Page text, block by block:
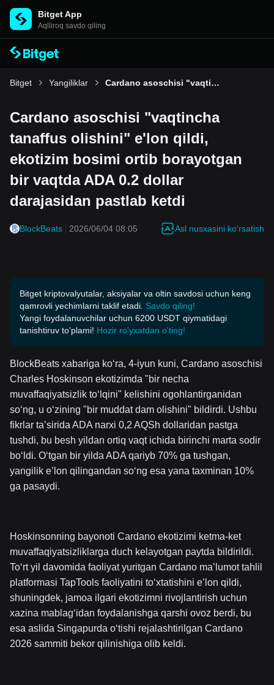
Bitget App
Aqlliroq savdo qiling
Bitget Yangiliklar Cardano asoschisi "vaqtincha tanaffus olishini" e'lon qildi, ekotizim bosimi ortib borayotgan bir vaqtda ADA 0.2 dollar darajasidan pastlab ketdi
Cardano asoschisi "vaqtincha
tanaffus olishini" e'lon qildi,
ekotizim bosimi ortib borayotgan
bir vaqtda ADA 0.2 dollar
darajasidan pastlab ketdi
BlockBeats 2026/06/04 08:05 Asl nusxasini ko'rsatish
Bitget kriptovalyutalar, aksiyalar va oltin savdosi uchun keng
qamrovli yechimlarni taklif etadi. Savdo qiling!
Yangi foydalanuvchilar uchun 6200 USDT qiymatidagi
tanishtiruv to'plami! Hozir ro'yxatdan o'ting!
BlockBeats xabariga ko‘ra, 4-iyun kuni, Cardano asoschisi
Charles Hoskinson ekotizimda "bir necha
muvaffaqiyatsizlik to‘lqini" kelishini ogohlantirganidan
so‘ng, u o‘zining "bir muddat dam olishini" bildirdi. Ushbu
fikrlar ta’sirida ADA narxi 0,2 AQSh dollaridan pastga
tushdi, bu besh yildan ortiq vaqt ichida birinchi marta sodir
bo‘ldi. O‘tgan bir yilda ADA qariyb 70% ga tushgan,
yangilik e’lon qilingandan so‘ng esa yana taxminan 10%
ga pasaydi.
Hoskinsonning bayonoti Cardano ekotizimi ketma-ket
muvaffaqiyatsizliklarga duch kelayotgan paytda bildirildi.
To‘rt yil davomida faoliyat yuritgan Cardano ma’lumot tahlil
platformasi TapTools faoliyatini to‘xtatishini e’lon qildi,
shuningdek, jamoa ilgari ekotizimni rivojlantirish uchun
xazina mablag‘idan foydalanishga qarshi ovoz berdi, bu
esa aslida Singapurda o‘tishi rejalashtirilgan Cardano
2026 sammiti bekor qilinishiga olib keldi.